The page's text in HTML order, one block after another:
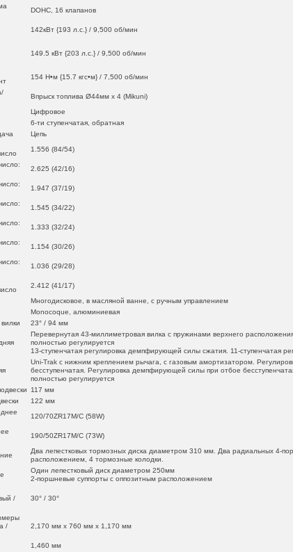
DOHC, 16 клапанов
142кВт {193 л.с.} / 9,500 об/мин
149.5 кВт {203 л.с.} / 9,500 об/мин
154 Н•м {15.7 кгс•м} / 7,500 об/мин
Впрыск топлива Ø44мм х 4 (Mikuni)
Цифровое
6-ти ступенчатая, обратная
Цепь
1.556 (84/54)
2.625 (42/16)
1.947 (37/19)
1.545 (34/22)
1.333 (32/24)
1.154 (30/26)
1.036 (29/28)
2.412 (41/17)
Многодисковое, в масляной ванне, с ручным управлением
Monocoque, алюминиевая
23° / 94 мм
Перевернутая 43-миллиметровая вилка с пружинами верхнего
полностью регулируется
13-ступенчатая регулировка демпфирующей силы сжатия. 11-ступенчатая
Uni-Trak с нижним креплением рычага, с газовым амортизатором.
бесступенчатая. Регулировка демпфирующей силы при отбое
полностью регулируется
117 мм
122 мм
120/70ZR17M/C (58W)
190/50ZR17M/C (73W)
Два лепестковых тормозных диска диаметром 310 мм. Два радиальных 4-
расположением, 4 тормозные колодки.
Один лепестковый диск диаметром 250мм
2-поршневые суппорты с оппозитным расположением
/
30° / 30°
/
2,170 мм x 760 мм x 1,170 мм
1,460 мм